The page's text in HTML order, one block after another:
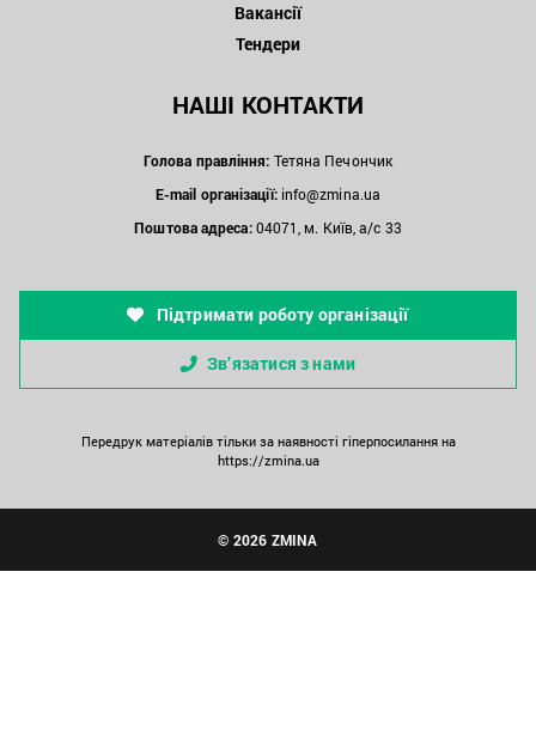
Вакансії
Тендери
НАШІ КОНТАКТИ
Голова правління: Тетяна Печончик
E-mail організації: info@zmina.ua
Поштова адреса:04071, м. Київ, а/с 33
Підтримати роботу організації
Зв’язатися з нами
Передрук матеріалів тільки за наявності гіперпосилання на
https://zmina.ua
© 2026 ZMINA